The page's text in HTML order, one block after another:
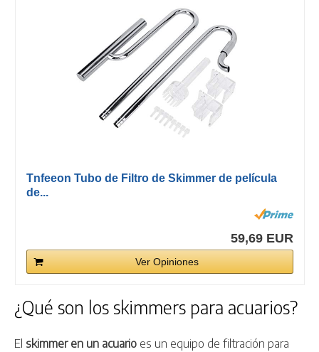
Tnfeeon Tubo de Filtro de Skimmer de película
de...
59,69 EUR
Ver Opiniones
¿Qué son los skimmers para acuarios?
El skimmer en un acuario es un equipo de filtración para